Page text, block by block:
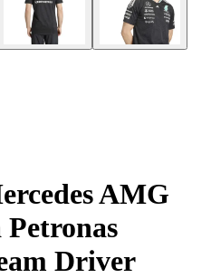
AMG
Driver